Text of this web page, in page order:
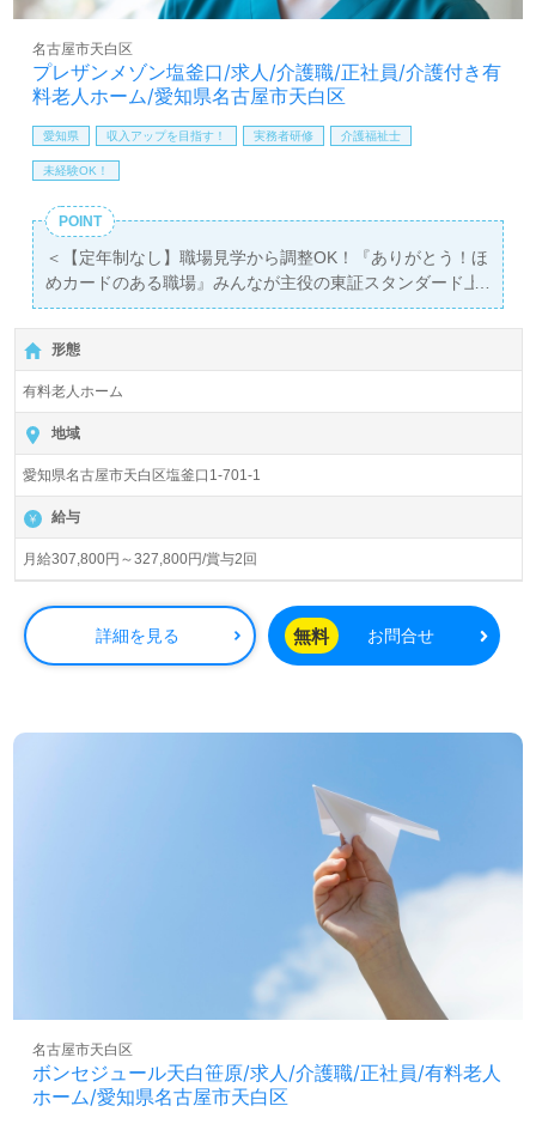
プレザンメゾン塩釜口/求人/介護職/正社員/介護付き有
料老人ホーム/愛知県名古屋市天白区
名古屋市天白区
愛知県 収入アップを目指す！ 実務者研修 介護福祉士
未経験OK！
POINT
＜【定年制なし】職場見学から調整OK！『ありがとう！ほ
めカードのある職場』みんなが主役の東証スタンダード上
場企業！＞
◎介護職/正社員募集◎【月給307,800円～327,800円/賞与
2回】＊初任者研修以上有資格者向け求人＊『塩釜口駅』
徒歩3分。
入居定員60名（60室/全室個室）『プレザンメゾン塩釜
口』株式会社ケア21（本社：大阪府、東京都）様の運営で
す。グループ従業員数6,124名/非常勤 2,713名以上（2024
年10月31日現在）宮城県、埼玉県、東京都、千葉県、神奈
川県、愛知県、大阪府、京都府、兵庫県、広島県、福岡県
を中心に介護付き有料老人ホーム、住宅型有料老人ホー
ム、デイサービス、グループホーム、障がい者支援、小規
模多機能型居宅介護、保育、不動産、福祉用具レンタル/販
売事業を展開される『未来を創造する総合福祉企業』様で
す。
り添い、心が通いあう家族目線の介護支援』を実現される
看護助手や介護職経験のある方をお迎えします。『頑張り
を先輩や同僚にほめられた。日々の頑張りが給与に反映さ
れて嬉しかった。』等のお声も届く事業所様です。コンシ
ェルジュ在籍、抜群のチームワーク、充実の研修プログラ
ム、チャレンジキャリア制度、『〇〇さん』と呼び合える
フラットな人間関係もうれしいポイント！『ご利用者様の
お役に立ちたい、資格/経験を活かしたい』『働きがいを感
じながら仕事をしたい』『施設形態や環境を変えて働きた
い』等の方も大歓迎です。募集詳細等、担当コンサルタン
トよりご案内します。お問い合わせも遠慮なくお願いしま
医療/福祉業界の正社員/パート求人探しは【ウィルオブ介
護】＊求人情報収集、将来的に検討の方も遠慮なく＊
形態
有料老人ホーム
地域
愛知県名古屋市天白区塩釜口1-701-1
給与
月給307,800円～327,800円/賞与2回
詳細を見る 無料 お問合せ
ボンセジュール天白笹原/求人/介護職/正社員/有料老人
ホーム/愛知県名古屋市天白区
名古屋市天白区